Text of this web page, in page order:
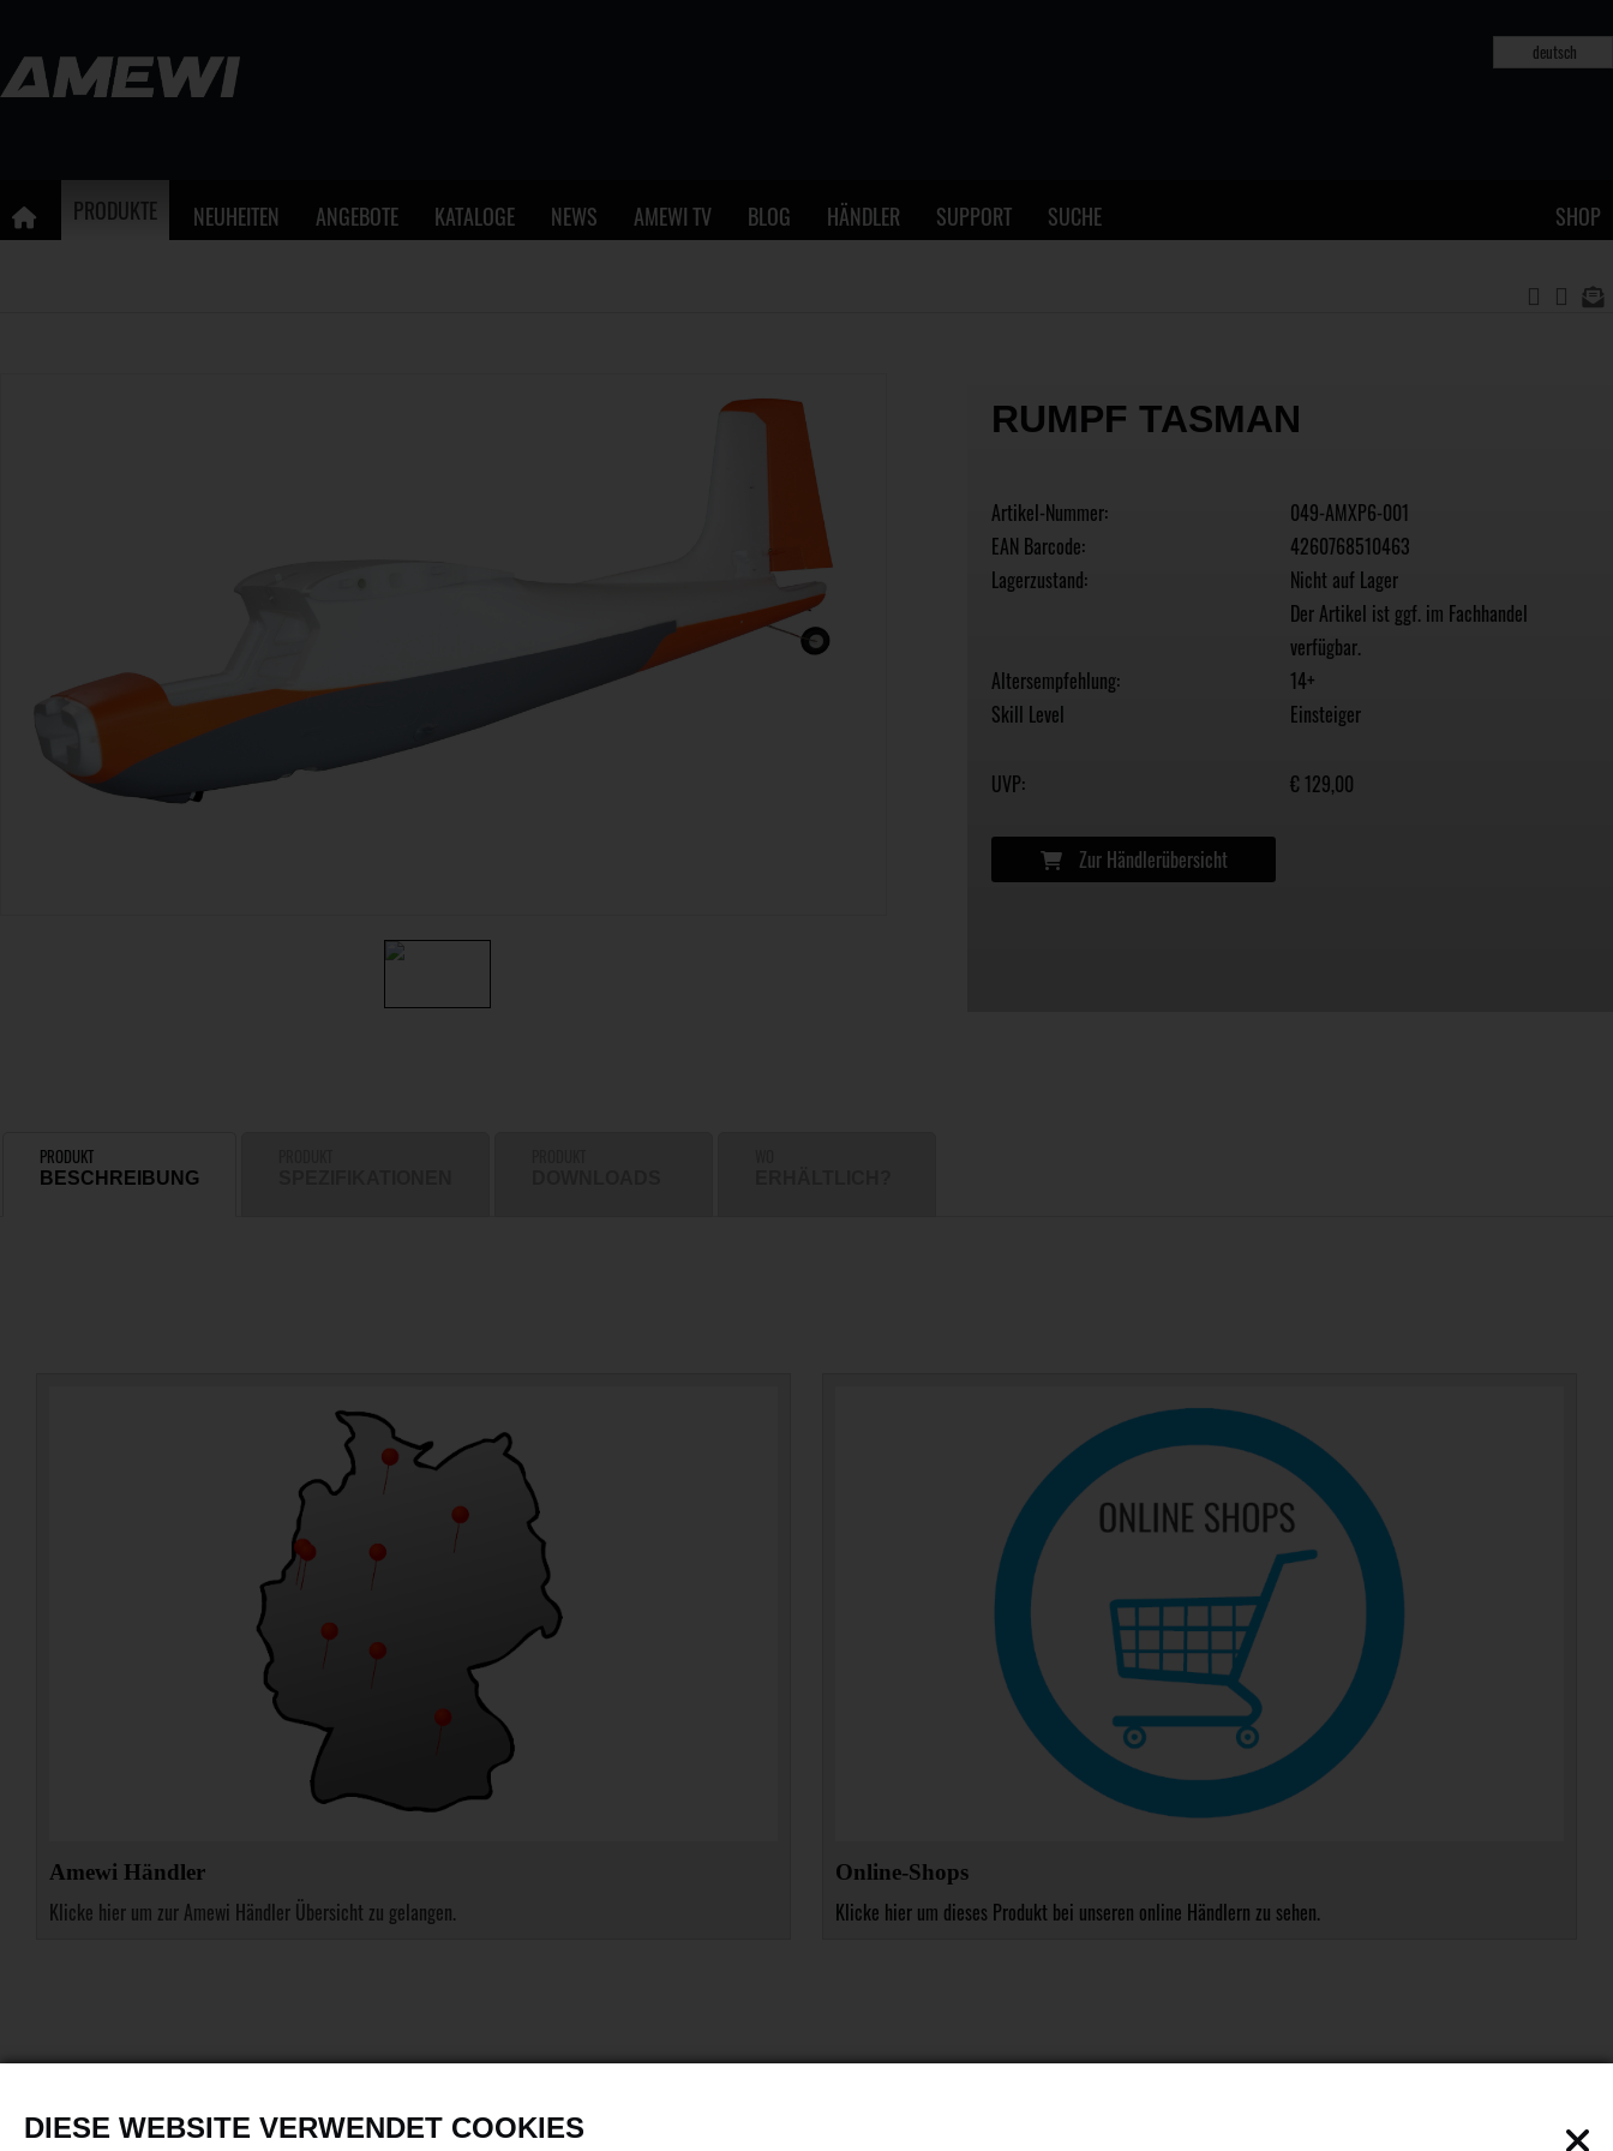
deutsch
PRODUKTE NEUHEITEN ANGEBOTE KATALOGE NEWS AMEWI TV BLOG HÄNDLER SUPPORT SUCHE SHOP
RUMPF TASMAN
Artikel-Nummer:
049-AMXP6-001
EAN Barcode:
4260768510463
Lagerzustand:
Nicht auf Lager
Der Artikel ist ggf. im Fachhandel
verfügbar.
Altersempfehlung:
14+
Skill Level
Einsteiger
UVP: € 129,00
Zur Händlerübersicht
PRODUKT
BESCHREIBUNG
Amewi Händler
Klicke hier um zur Amewi Händler Übersicht zu gelangen.
Online-Shops
Klicke hier um dieses Produkt bei unseren online Händlern zu sehen.
DIESE WEBSITE VERWENDET COOKIES